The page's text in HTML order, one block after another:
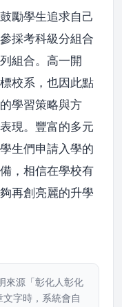
勵學生追求自己
採考科級分組合
組合。高一開
校系，也因此點
學習策略與方
現。豐富的多元
生們申請入學的
，相信在學校有
再創亮麗的升學
來源「彰化人彰化
文字時，系統會自